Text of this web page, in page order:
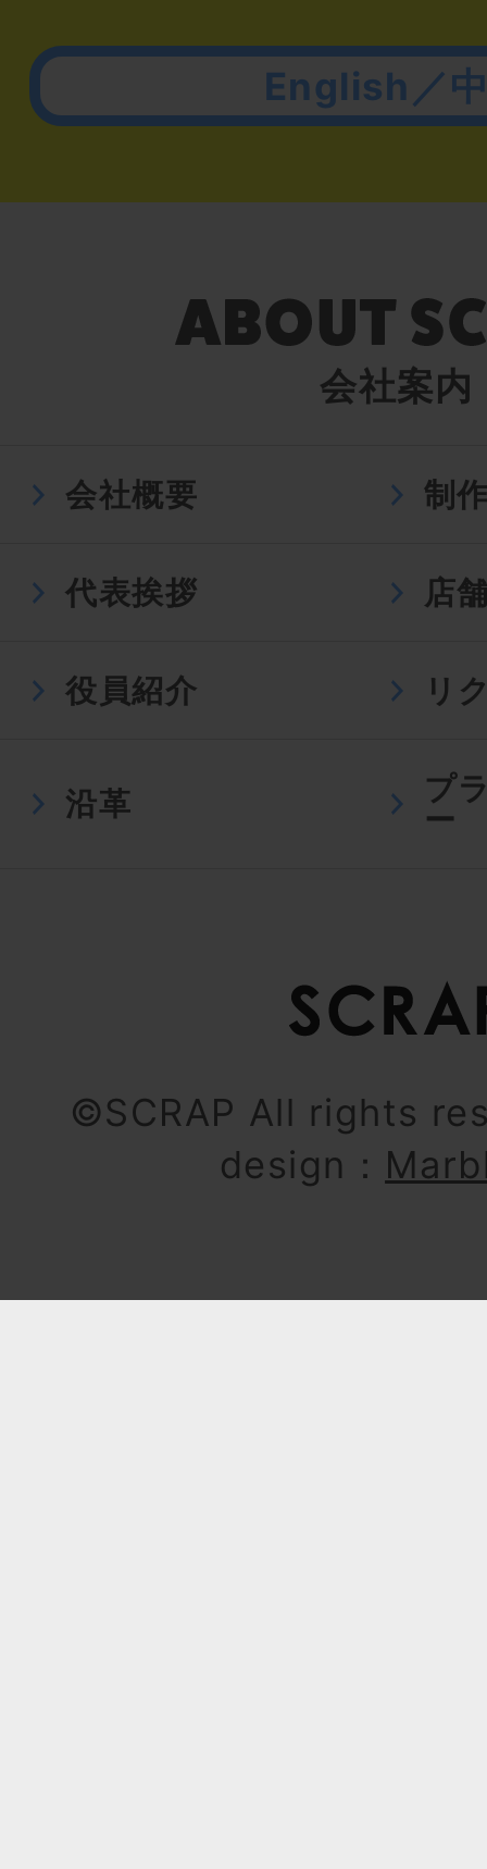
English／
会社案内
会社概要 制
代表挨拶 店
役員紹介 リ
沿革
プ
ー
©SCRAP All rights
design：